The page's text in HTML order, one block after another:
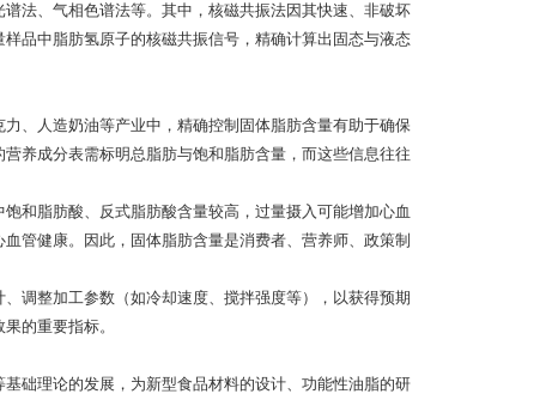
、气相色谱法等。其中，核磁共振法因其快速、非破坏
品中脂肪氢原子的核磁共振信号，精确计算出固态与液态
人造奶油等产业中，精确控制固体脂肪含量有助于确保
养成分表需标明总脂肪与饱和脂肪含量，而这些信息往往
脂肪酸、反式脂肪酸含量较高，过量摄入可能增加心血
管健康。因此，固体脂肪含量是消费者、营养师、政策制
整加工参数（如冷却速度、搅拌强度等），以获得预期
的重要指标。
理论的发展，为新型食品材料的设计、功能性油脂的研